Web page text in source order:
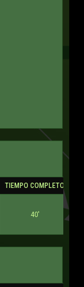
TIEMPO COMPLETO
40'